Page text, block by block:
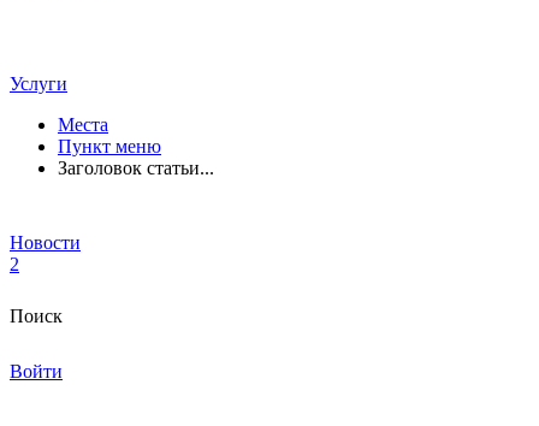
Услуги
Места
Пункт меню
Заголовок статьи...
Новости
2
Поиск
Войти